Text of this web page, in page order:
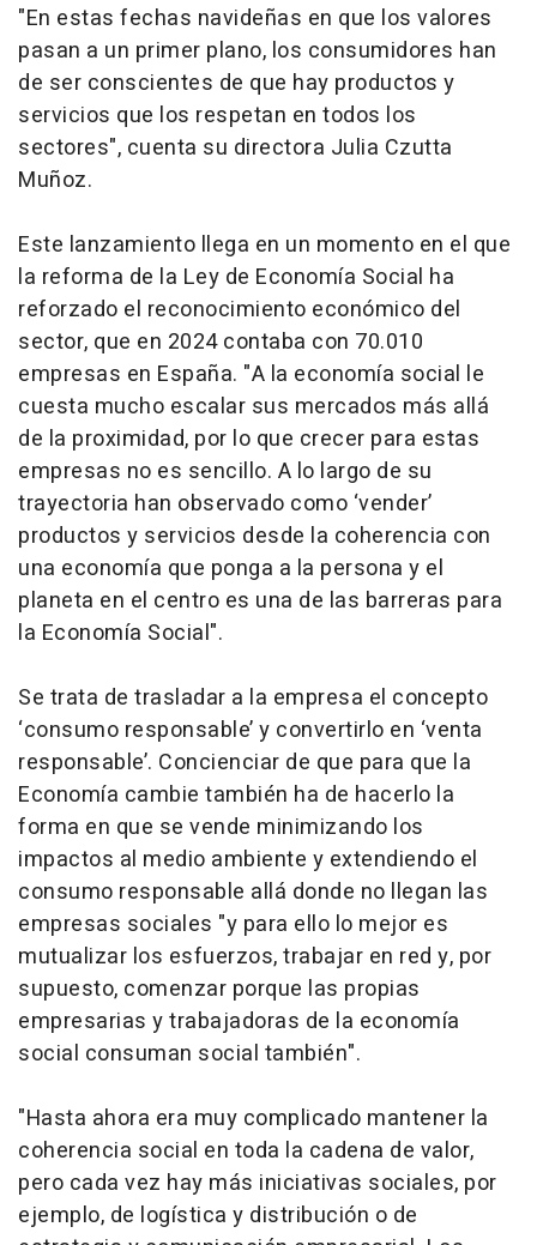
"En estas fechas navideñas en que los valores
pasan a un primer plano, los consumidores han
de ser conscientes de que hay productos y
servicios que los respetan en todos los
sectores", cuenta su directora Julia Czutta
Muñoz.
Este lanzamiento llega en un momento en el que
la reforma de la Ley de Economía Social ha
reforzado el reconocimiento económico del
sector, que en 2024 contaba con 70.010
empresas en España. "A la economía social le
cuesta mucho escalar sus mercados más allá
de la proximidad, por lo que crecer para estas
empresas no es sencillo. A lo largo de su
trayectoria han observado como ‘vender’
productos y servicios desde la coherencia con
una economía que ponga a la persona y el
planeta en el centro es una de las barreras para
la Economía Social".
Se trata de trasladar a la empresa el concepto
‘consumo responsable’ y convertirlo en ‘venta
responsable’. Concienciar de que para que la
Economía cambie también ha de hacerlo la
forma en que se vende minimizando los
impactos al medio ambiente y extendiendo el
consumo responsable allá donde no llegan las
empresas sociales "y para ello lo mejor es
mutualizar los esfuerzos, trabajar en red y, por
supuesto, comenzar porque las propias
empresarias y trabajadoras de la economía
social consuman social también".
"Hasta ahora era muy complicado mantener la
coherencia social en toda la cadena de valor,
pero cada vez hay más iniciativas sociales, por
ejemplo, de logística y distribución o de